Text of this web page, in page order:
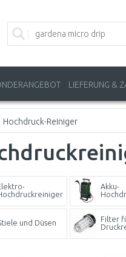
LIEFERUNG &
Hochdruck-Reiniger
Akku-
und Düsen
Filter